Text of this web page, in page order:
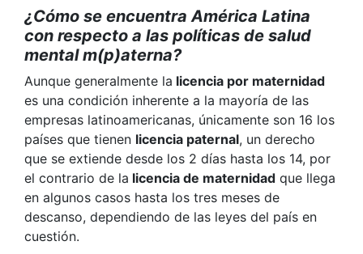
¿Cómo se encuentra América Latina
con respecto a las políticas de salud
mental m(p)aterna?
Aunque generalmente la licencia por maternidad
es una condición inherente a la mayoría de las
empresas latinoamericanas, únicamente son 16 los
países que tienen licencia paternal, un derecho
que se extiende desde los 2 días hasta los 14, por
el contrario de la licencia de maternidad que llega
en algunos casos hasta los tres meses de
descanso, dependiendo de las leyes del país en
cuestión.